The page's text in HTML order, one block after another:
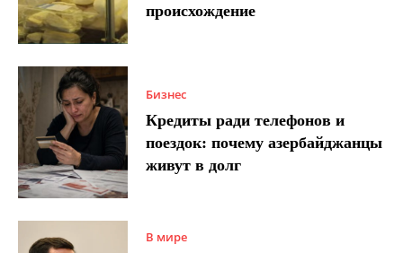
происхождение
Бизнес
Кредиты ради телефонов и
поездок: почему азербайджанцы
живут в долг
В мире